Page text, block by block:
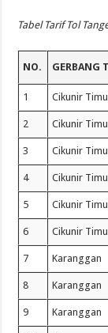
Tabel Tarif Tol
NO. GERBANG
1 Cikunir
2 Cikunir
3 Cikunir
4 Cikunir
5 Cikunir
6 Cikunir
7 Karanggan
8 Karanggan
9 Karanggan